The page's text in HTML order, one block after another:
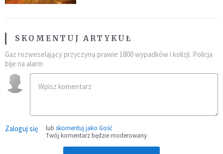
SKOMENTUJ ARTYKUŁ
Gaz rozweselający przyczyną prawie 1800 wypadków i kolizji. Policja
bije na alarm
Zaloguj się lub skomentuj jako Gość
Twój komentarz będzie moderowany